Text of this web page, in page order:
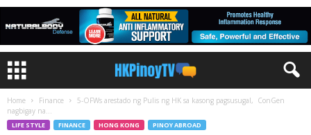
Home Finance
5-OFWs arestado ng Pulis ng HK sa kasong pagsusugal, ConGen
nagbigay na...
LIFE STYLE FINANCE HONG KONG PINOY ABROAD